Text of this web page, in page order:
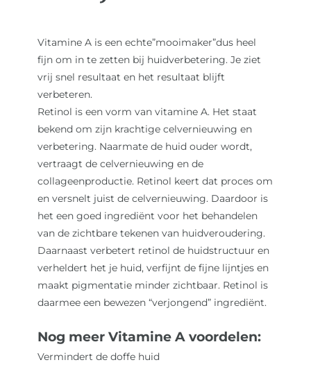
Vitamine A is een echte”mooimaker”dus heel
fijn om in te zetten bij huidverbetering. Je ziet
vrij snel resultaat en het resultaat blijft
verbeteren.
Retinol is een vorm van vitamine A. Het staat
bekend om zijn krachtige celvernieuwing en
verbetering. Naarmate de huid ouder wordt,
vertraagt de celvernieuwing en de
collageenproductie. Retinol keert dat proces om
en versnelt juist de celvernieuwing. Daardoor is
het een goed ingrediënt voor het behandelen
van de zichtbare tekenen van huidveroudering.
Daarnaast verbetert retinol de huidstructuur en
verheldert het je huid, verfijnt de fijne lijntjes en
maakt pigmentatie minder zichtbaar. Retinol is
daarmee een bewezen “verjongend” ingrediënt.
Nog meer Vitamine A voordelen:
Vermindert de doffe huid